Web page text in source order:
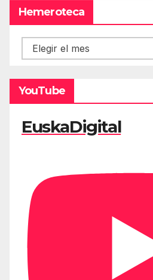
Hemeroteca
Hemeroteca
YouTube
EuskaDigital